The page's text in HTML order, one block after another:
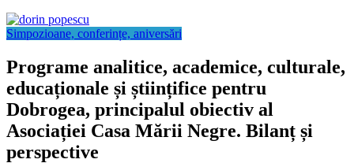
Simpozioane, conferințe, aniversări
Programe analitice, academice, culturale,
educaționale și științifice pentru
Dobrogea, principalul obiectiv al
Asociației Casa Mării Negre. Bilanț și
perspective